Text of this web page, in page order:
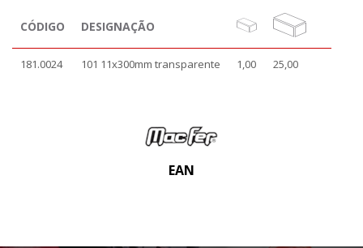
CÓDIGO DESIGNAÇÃO
181.0024 101 11x300mm transparente 1,00 25,00
EAN